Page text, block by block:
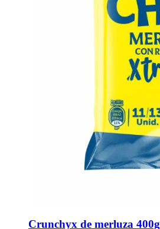
Crunchyx de merluza 400g